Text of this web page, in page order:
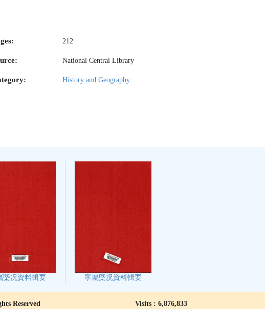
212
National Central Library
History and Geography
㮣况資料輯要 寧屬㮣况資料輯要
Reserved Visits : 6,876,833